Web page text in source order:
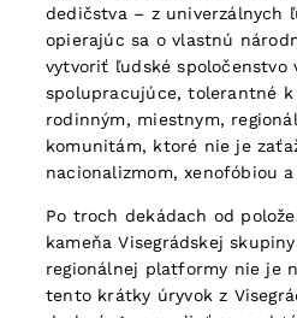
dedičstva – z univerzálnych
opierajúc sa o vlastnú
vytvoriť ľudské spoločenstvo
spolupracujúce, tolerantné
rodinným, miestnym,
komunitám, ktoré nie je
nacionalizmom, xenofóbiou
Po troch dekádach od
kameňa Visegrádskej
regionálnej platformy nie je
tento krátky úryvok z